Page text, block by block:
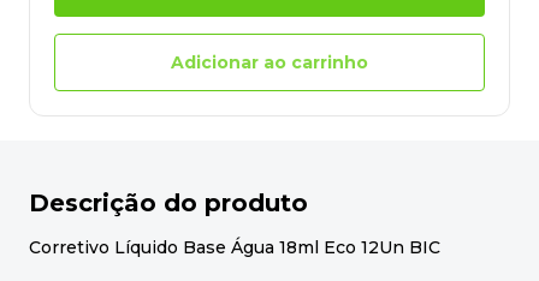
Adicionar ao carrinho
Descrição do produto
Corretivo Líquido Base Água 18ml Eco 12Un BIC